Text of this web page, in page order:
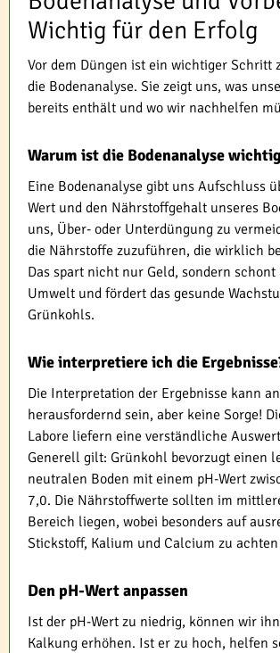
Wichtig für den Erfolg
Vor dem Düngen ist ein wichtiger Schritt
die Bodenanalyse. Sie zeigt uns, was
bereits enthält und wo wir nachhelfen
Warum ist die Bodenanalyse
Eine Bodenanalyse gibt uns Aufschluss
Wert und den Nährstoffgehalt unseres
uns, Über- oder Unterdüngung zu
die Nährstoffe zuzuführen, die wirklich
Das spart nicht nur Geld, sondern schont
Umwelt und fördert das gesunde
Grünkohls.
Wie interpretiere ich die
Die Interpretation der Ergebnisse kann
herausfordernd sein, aber keine Sorge!
Labore liefern eine verständliche
Generell gilt: Grünkohl bevorzugt einen
neutralen Boden mit einem pH-Wert
7,0. Die Nährstoffwerte sollten im
Bereich liegen, wobei besonders auf
Stickstoff, Kalium und Calcium zu
Den pH-Wert anpassen
Ist der pH-Wert zu niedrig, können wir
Kalkung erhöhen. Ist er zu hoch, helfen